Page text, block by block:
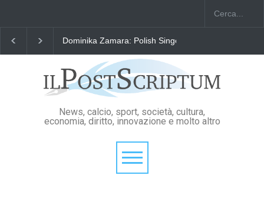
Dominika Zamara: Polish Singers' Alliance ofAmerica
News, calcio, sport, società, cultura,
economia, diritto, innovazione e molto altro